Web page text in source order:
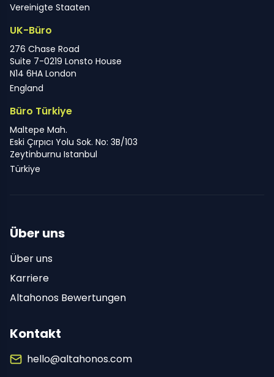
Vereinigte Staaten
UK-Büro
276 Chase Road
Suite 7-0219 Lonsto House
N14 6HA London
England
Büro Türkiye
Maltepe Mah.
Eski Çırpıcı Yolu Sok. No: 3B/103
Zeytinburnu Istanbul
Türkiye
Über uns
Über uns
Karriere
Altahonos Bewertungen
Kontakt
hello@altahonos.com